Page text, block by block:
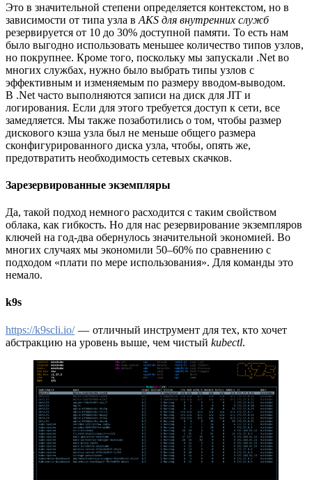
Это в значительной степени определяется контекстом, но в
зависимости от типа узла в AKS для внутренних служб
резервируется от 10 до 30% доступной памяти. То есть нам
было выгодно использовать меньшее количество типов узлов,
но покрупнее. Кроме того, поскольку мы запускали .Net во
многих службах, нужно было выбрать типы узлов с
эффективным и изменяемым по размеру вводом-выводом.
В .Net часто выполняются записи на диск для JIT и
логирования. Если для этого требуется доступ к сети, все
замедляется. Мы также позаботились о том, чтобы размер
дискового кэша узла был не меньше общего размера
сконфигурированного диска узла, чтобы, опять же,
предотвратить необходимость сетевых скачков.
Зарезервированные экземпляры
Да, такой подход немного расходится с таким свойством
облака, как гибкость. Но для нас резервирование экземпляров
ключей на год-два обернулось значительной экономией. Во
многих случаях мы экономили 50–60% по сравнению с
подходом «плати по мере использования». Для команды это
немало.
k9s
https://k9scli.io/— отличный инструмент для тех, кто хочет
абстракцию на уровень выше, чем чистый kubectl.